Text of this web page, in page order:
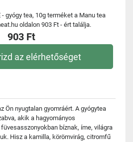
- gyógy tea, 10g terméket a Manu tea
oldalon 903 Ft - ért találja.
903 Ft
az elérhetőséget
Ön nyugtalan gyomráért. A gyógytea
akik a hagyományos
bíznak, íme, világra
Hisz a kamilla, körömvirág, citromfű